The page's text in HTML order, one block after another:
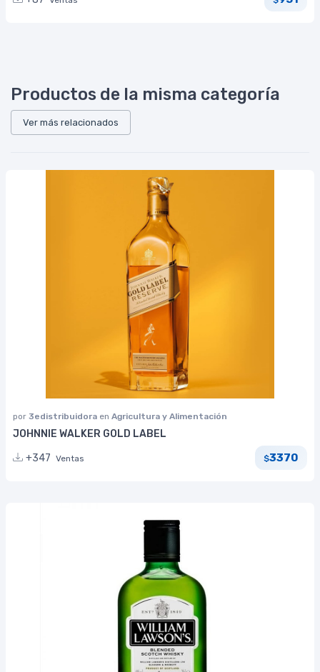
Productos de la misma categoría
Ver más relacionados
por 3edistribuidora en Agricultura y Alimentación
JOHNNIE WALKER GOLD LABEL
+347 Ventas $3370